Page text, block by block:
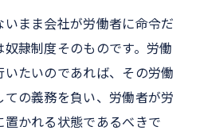
まま会社が労働者に命令だ
隷制度そのものです。労働
たいのであれば、その労働
の義務を負い、労働者が労
かれる状態であるべきで